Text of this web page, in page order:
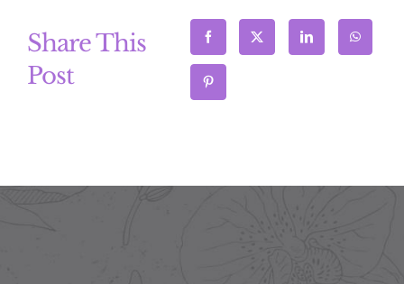
Share This
Post